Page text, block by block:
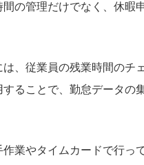
の管理だけでなく、休暇
、従業員の残業時間のチ
ることで、勤怠データの
業やタイムカードで行っ